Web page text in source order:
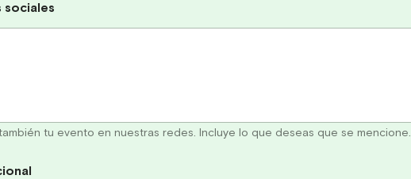
sociales
tu evento en nuestras redes. Incluye lo que deseas que se mencione.